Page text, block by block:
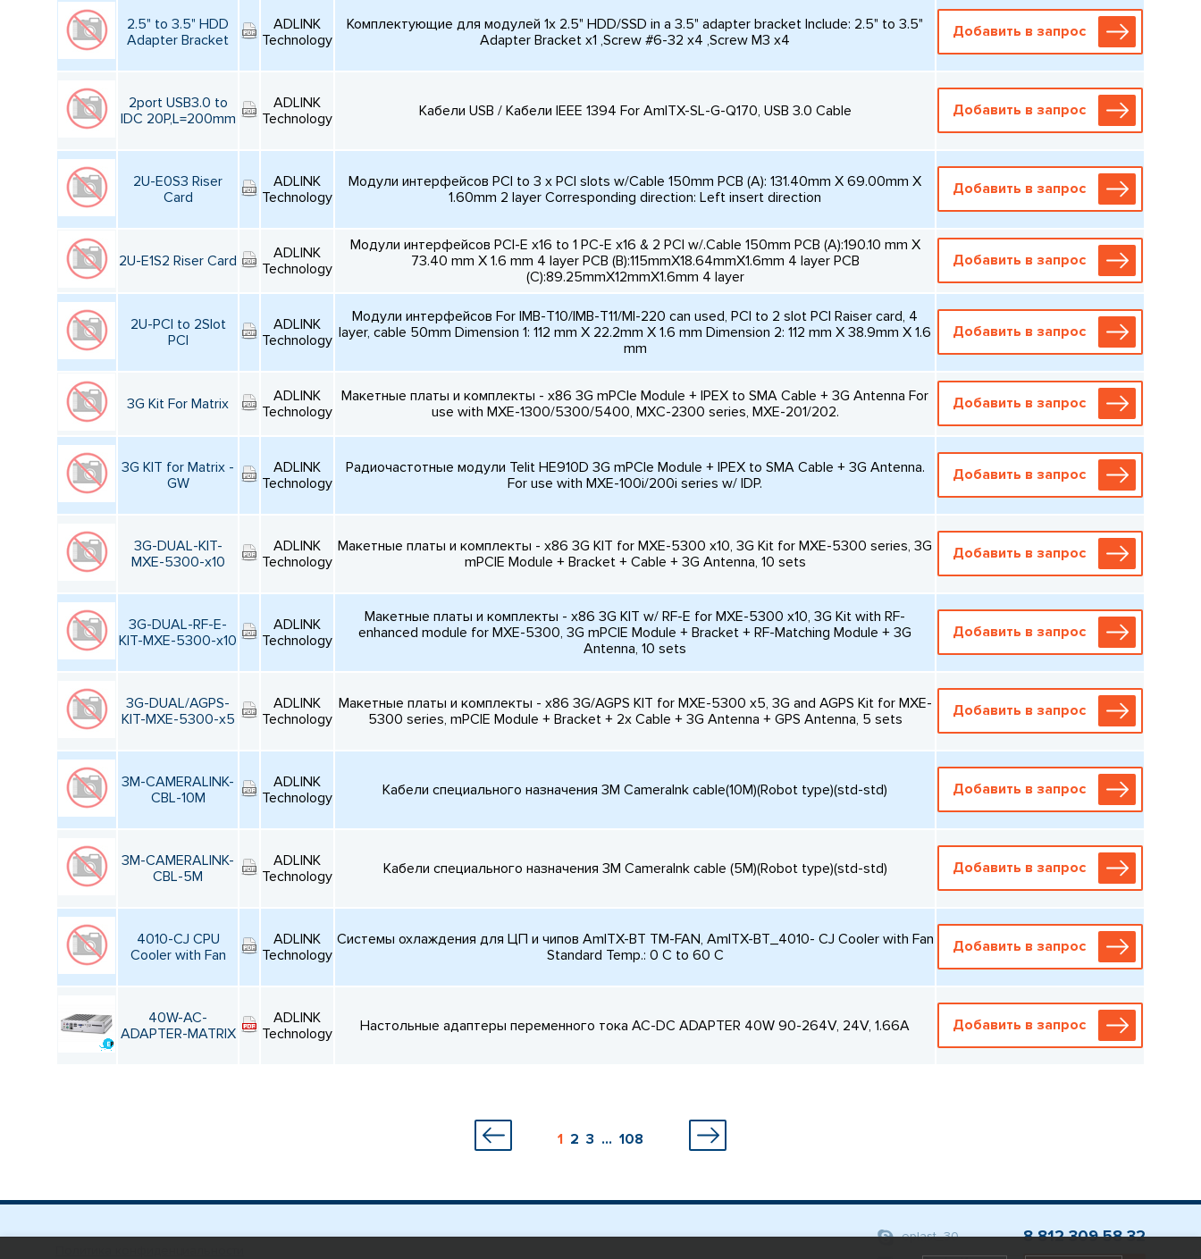
2.5" to 3.5" HDD
Adapter Bracket
ADLINK
Technology
Комплектующие для модулей 1x 2.5" HDD/SSD in a 3.5" adapter bracket Include: 2.5" to 3.5"
Adapter Bracket x1 ,Screw #6-32 x4 ,Screw M3 x4
Добавить в запрос
2port USB3.0 to
IDC 20P,L=200mm
ADLINK
Technology
Кабели USB / Кабели IEEE 1394 For AmITX-SL-G-Q170, USB 3.0 Cable Добавить в запрос
2U-E0S3 Riser
Card
ADLINK
Technology
Модули интерфейсов PCI to 3 x PCI slots w/Cable 150mm PCB (A): 131.40mm X 69.00mm X
1.60mm 2 layer Corresponding direction: Left insert direction
Добавить в запрос
2U-E1S2 Riser Card
ADLINK
Technology
Модули интерфейсов PCI-E x16 to 1 PC-E x16 & 2 PCI w/.Cable 150mm PCB (A):190.10 mm X
73.40 mm X 1.6 mm 4 layer PCB (B):115mmX18.64mmX1.6mm 4 layer PCB
(C):89.25mmX12mmX1.6mm 4 layer
Добавить в запрос
2U-PCI to 2Slot
PCI
ADLINK
Technology
Модули интерфейсов For IMB-T10/IMB-T11/MI-220 can used, PCI to 2 slot PCI Raiser card, 4
layer, cable 50mm Dimension 1: 112 mm X 22.2mm X 1.6 mm Dimension 2: 112 mm X 38.9mm X 1.6
mm
Добавить в запрос
3G Kit For Matrix
ADLINK
Technology
Макетные платы и комплекты - x86 3G mPCIe Module + IPEX to SMA Cable + 3G Antenna For
use with MXE-1300/5300/5400, MXC-2300 series, MXE-201/202.
Добавить в запрос
3G KIT for Matrix -
GW
ADLINK
Technology
Радиочастотные модули Telit HE910D 3G mPCIe Module + IPEX to SMA Cable + 3G Antenna.
For use with MXE-100i/200i series w/ IDP.
Добавить в запрос
3G-DUAL-KIT-
MXE-5300-x10
ADLINK
Technology
Макетные платы и комплекты - x86 3G KIT for MXE-5300 x10, 3G Kit for MXE-5300 series, 3G
mPCIE Module + Bracket + Cable + 3G Antenna, 10 sets
Добавить в запрос
3G-DUAL-RF-E-
KIT-MXE-5300-x10
ADLINK
Technology
Макетные платы и комплекты - x86 3G KIT w/ RF-E for MXE-5300 x10, 3G Kit with RF-
enhanced module for MXE-5300, 3G mPCIE Module + Bracket + RF-Matching Module + 3G
Antenna, 10 sets
Добавить в запрос
3G-DUAL/AGPS-
KIT-MXE-5300-x5
ADLINK
Technology
Макетные платы и комплекты - x86 3G/AGPS KIT for MXE-5300 x5, 3G and AGPS Kit for MXE-
5300 series, mPCIE Module + Bracket + 2x Cable + 3G Antenna + GPS Antenna, 5 sets
Добавить в запрос
3M-CAMERALINK-
CBL-10M
ADLINK
Technology
Кабели специального назначения 3M Cameralnk cable(10M)(Robot type)(std-std) Добавить в запрос
3M-CAMERALINK-
CBL-5M
ADLINK
Technology
Кабели специального назначения 3M Cameralnk cable (5M)(Robot type)(std-std) Добавить в запрос
4010-CJ CPU
Cooler with Fan
ADLINK
Technology
Системы охлаждения для ЦП и чипов AmITX-BT TM-FAN, AmITX-BT_4010- CJ Cooler with Fan
Standard Temp.: 0 C to 60 C
Добавить в запрос
40W-AC-
ADAPTER-MATRIX
ADLINK
Technology
Настольные адаптеры переменного тока AC-DC ADAPTER 40W 90-264V, 24V, 1.66A Добавить в запрос
1 2 3 ... 108
eplast_30
8 812 309 58 32